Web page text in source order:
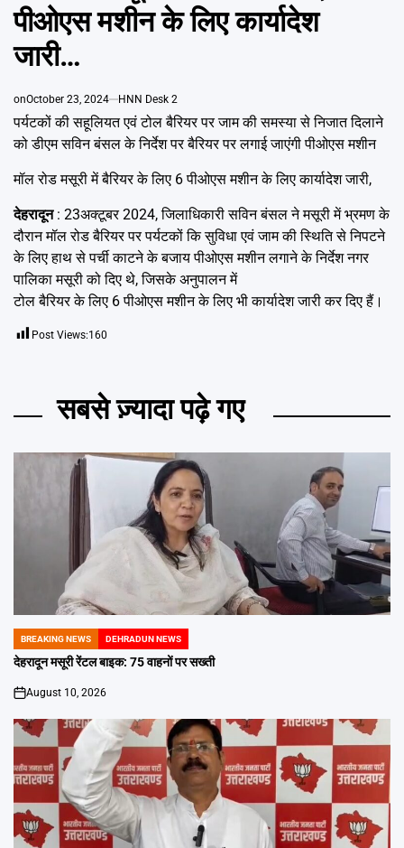
पीओएस मशीन के लिए कार्यादेश
जारी…
onOctober 23, 2024 HNN Desk 2
पर्यटकों की सहूलियत एवं टोल बैरियर पर जाम की समस्या से निजात दिलाने
को डीएम सविन बंसल के निर्देश पर बैरियर पर लगाई जाएंगी पीओएस मशीन
मॉल रोड मसूरी में बैरियर के लिए 6 पीओएस मशीन के लिए कार्यादेश जारी,
देहरादून: 23अक्टूबर 2024, जिलाधिकारी सविन बंसल ने मसूरी में भ्रमण के
दौरान मॉल रोड बैरियर पर पर्यटकों कि सुविधा एवं जाम की स्थिति से निपटने
के लिए हाथ से पर्ची काटने के बजाय पीओएस मशीन लगाने के निर्देश नगर
पालिका मसूरी को दिए थे, जिसके अनुपालन में
टोल बैरियर के लिए 6 पीओएस मशीन के लिए भी कार्यादेश जारी कर दिए हैं।
Post Views:160
सबसे ज़्यादा पढ़े गए
POSTED
IN
BREAKING NEWS DEHRADUN NEWS
देहरादून मसूरी रेंटल बाइक: 75 वाहनों पर सख्ती
on
August 10, 2026